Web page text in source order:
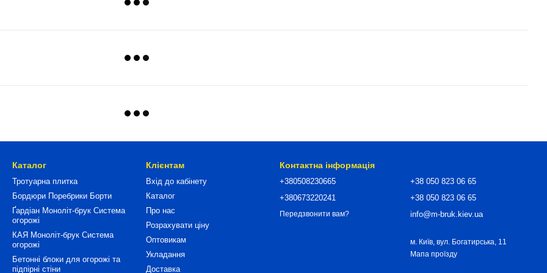
Каталог
Тротуарна плитка
Бордюри Поребрики Борти
Ґардіан Моноліт-брук Система
огорожі
КАЯ Моноліт-брук Система
огорожі
Бетонні блоки для огорожі та
підпірні стіни
Клієнтам
Вхід до кабінету
Каталог
Про нас
Розрахувати ціну
Оптовикам
Укладання
Доставка
Контактна інформація
+380508230665
+380673220241
Передзвонити вам?
+38 050 823 06 65
+38 050 823 06 65
info@m-bruk.kiev.ua
м. Київ, вул. Богатирська, 11
Мапа проїзду